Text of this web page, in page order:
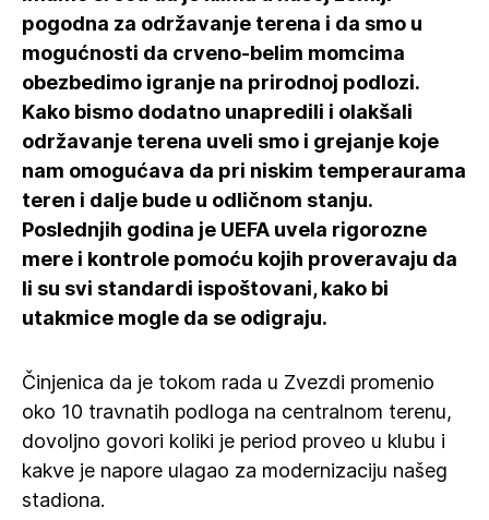
pogodna za održavanje terena i da smo u
mogućnosti da crveno-belim momcima
obezbedimo igranje na prirodnoj podlozi.
Kako bismo dodatno unapredili i olakšali
održavanje terena uveli smo i grejanje koje
nam omogućava da pri niskim temperaurama
teren i dalje bude u odličnom stanju.
Poslednjih godina je UEFA uvela rigorozne
mere i kontrole pomoću kojih proveravaju da
li su svi standardi ispoštovani, kako bi
utakmice mogle da se odigraju.
Činjenica da je tokom rada u Zvezdi promenio
oko 10 travnatih podloga na centralnom terenu,
dovoljno govori koliki je period proveo u klubu i
kakve je napore ulagao za modernizaciju našeg
stadiona.